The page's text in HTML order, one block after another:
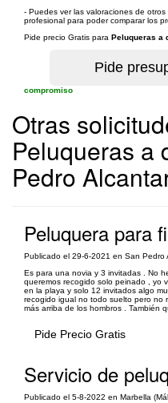
- Puedes ver las valoraciones de
profesional para poder comparar los
Pide precio Gratis para Peluqueras a
compromiso
Otras
Peluqueras a
Pedro
Peluquera para
Publicado el 29-6-2021 en San Pedro
Es para una novia y 3 invitadas . No
queremos recogido solo peinado , yo
en la playa y solo 12 invitados algo
recogido igual no todo suelto pero no
más arriba de los hombros . También
Pide Precio Gratis
Servicio de
Publicado el 5-8-2022 en Marbella